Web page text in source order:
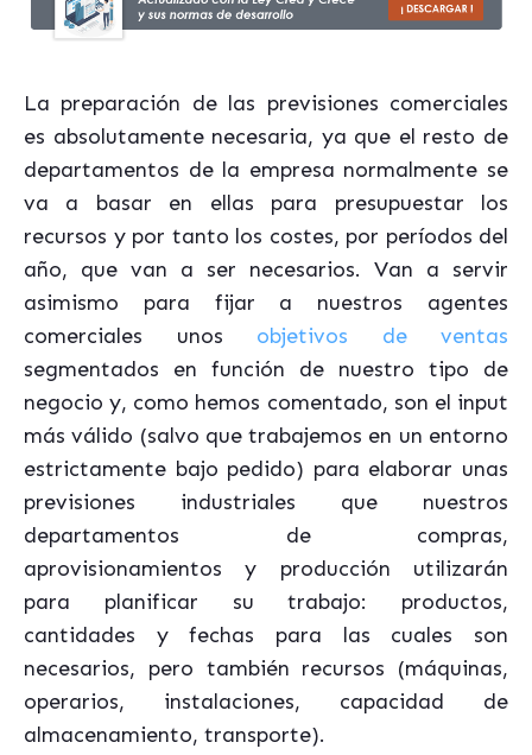
La preparación de las previsiones comerciales
es absolutamente necesaria, ya que el resto de
departamentos de la empresa normalmente se
va a basar en ellas para presupuestar los
recursos y por tanto los costes, por períodos del
año, que van a ser necesarios. Van a servir
asimismo para fijar a nuestros agentes
comerciales unos objetivos de ventas
segmentados en función de nuestro tipo de
negocio y, como hemos comentado, son el input
más válido (salvo que trabajemos en un entorno
estrictamente bajo pedido) para elaborar unas
previsiones industriales que nuestros
departamentos de compras,
aprovisionamientos y producción utilizarán
para planificar su trabajo: productos,
cantidades y fechas para las cuales son
necesarios, pero también recursos (máquinas,
operarios, instalaciones, capacidad de
almacenamiento, transporte).